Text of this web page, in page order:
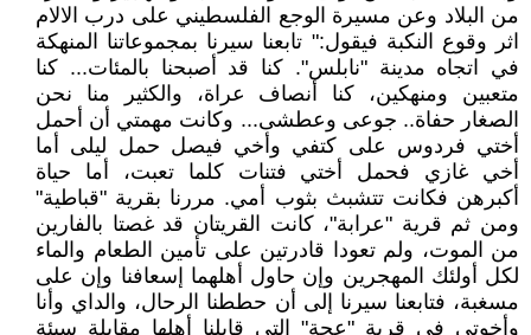
من البلاد وعن مسيرة الوجع الفلسطيني على درب الالام
اثر وقوع النكبة فيقول:" تابعنا سيرنا بمجموعاتنا المنهكة
في اتجاه مدينة "نابلس". كنا قد أصبحنا بالمئات... كنا
متعبين ومنهكين، كنا أنصاف عراة، والكثير منا نحن
الصغار حفاة.. جوعى وعطشى... وكانت مهمتي أن أحمل
أختي فردوس على كتفي وأخي فيصل حمل ليلى أما
أخي غازي فحمل أختي فتنات كلما تعبت، أما حياة
أكبرهن فكانت تتشبث بثوب أمي. مررنا بقرية "قباطية"
ومن ثم قرية "عرابة"، كانت القريتان قد غصتا بالفارين
من الموت، ولم تعودا قادرتين على تأمين الطعام والماء
لكل أولئك المهجرين وإن حاول أهلهما إسعافنا وإن على
مسغبة، فتابعنا سيرنا إلى أن حططنا الرحال، والداي وأنا
وأخوتي في قرية "عجة" التي قابلنا أهلها مقابلة سيئة